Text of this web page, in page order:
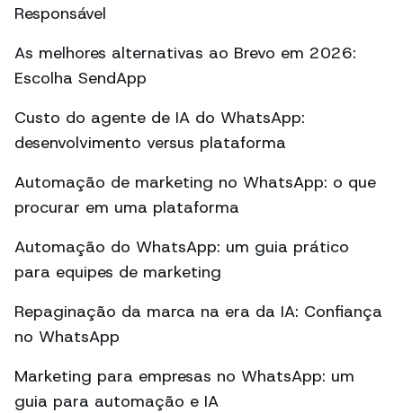
Responsável
As melhores alternativas ao Brevo em 2026:
Escolha SendApp
Custo do agente de IA do WhatsApp:
desenvolvimento versus plataforma
Automação de marketing no WhatsApp: o que
procurar em uma plataforma
Automação do WhatsApp: um guia prático
para equipes de marketing
Repaginação da marca na era da IA: Confiança
no WhatsApp
Marketing para empresas no WhatsApp: um
guia para automação e IA